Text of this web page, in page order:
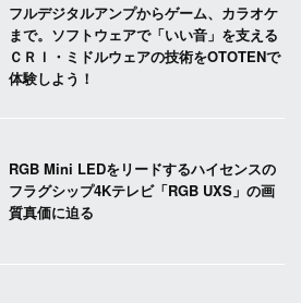
フルデジタルアンプからゲーム、カラオケ
まで。ソフトウェアで「いい音」を支える
ＣＲＩ・ミドルウェアの技術をOTOTENで
体験しよう！
RGB Mini LEDをリードするハイセンスの
フラグシップ4Kテレビ「RGB UXS」の画
質真価に迫る